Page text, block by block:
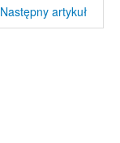
Następny artykuł